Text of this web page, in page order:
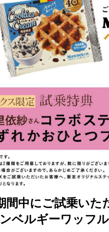
間中にご試乗いた
ベルギーワッフ